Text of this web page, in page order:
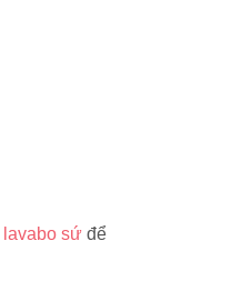
lavabo sứđể